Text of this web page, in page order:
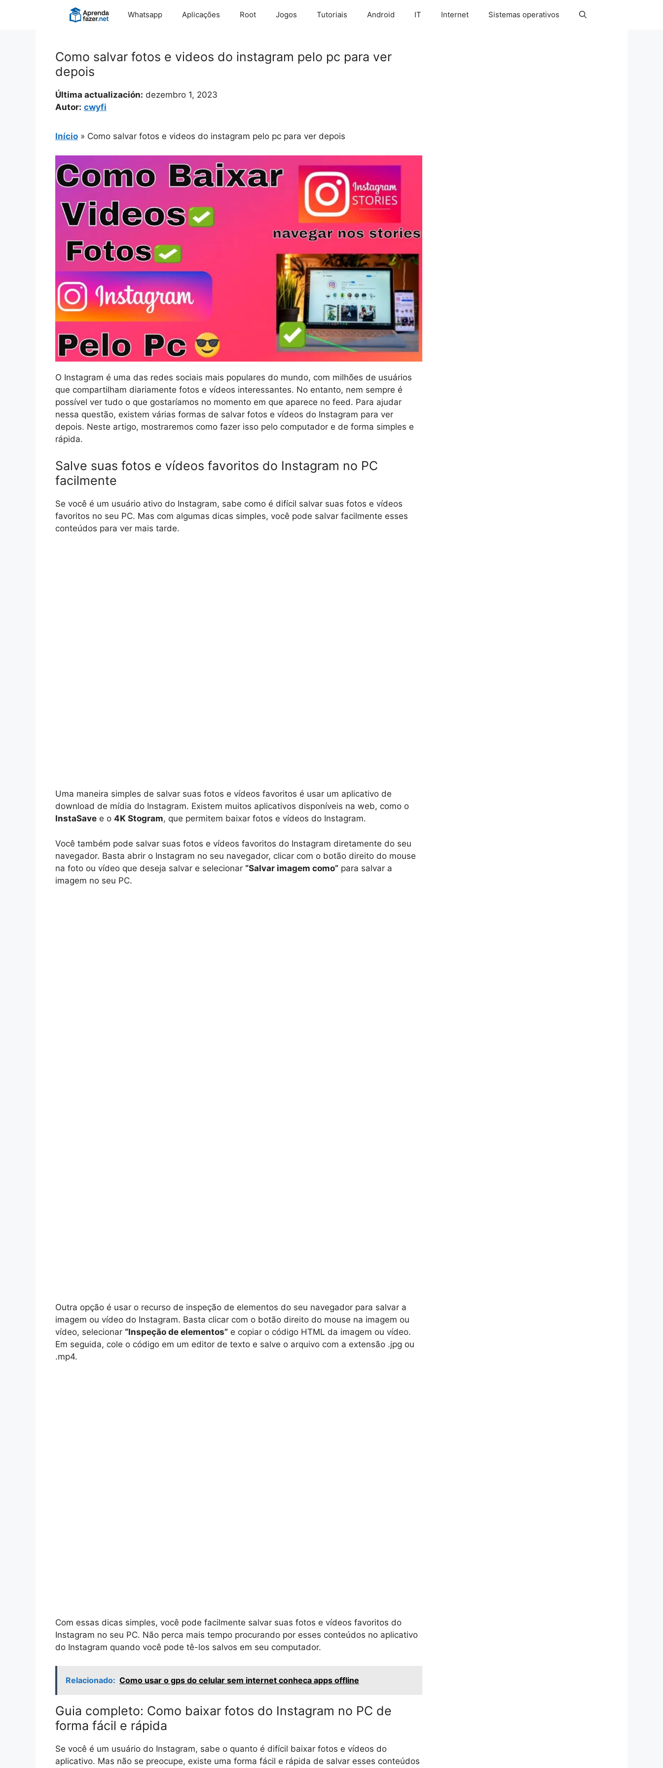
Whatsapp Aplicações Root Jogos Tutoriais Android IT Internet Sistemas operativos
Como salvar fotos e videos do instagram pelo pc para ver
depois
Última actualización: dezembro 1, 2023
Autor: cwyfi
Início » Como salvar fotos e videos do instagram pelo pc para ver depois
O Instagram é uma das redes sociais mais populares do mundo, com milhões de usuários
que compartilham diariamente fotos e vídeos interessantes. No entanto, nem sempre é
possível ver tudo o que gostaríamos no momento em que aparece no feed. Para ajudar
nessa questão, existem várias formas de salvar fotos e vídeos do Instagram para ver
depois. Neste artigo, mostraremos como fazer isso pelo computador e de forma simples e
rápida.
Salve suas fotos e vídeos favoritos do Instagram no PC
facilmente
Se você é um usuário ativo do Instagram, sabe como é difícil salvar suas fotos e vídeos
favoritos no seu PC. Mas com algumas dicas simples, você pode salvar facilmente esses
conteúdos para ver mais tarde.
Uma maneira simples de salvar suas fotos e vídeos favoritos é usar um aplicativo de
download de mídia do Instagram. Existem muitos aplicativos disponíveis na web, como o
InstaSave e o 4K Stogram, que permitem baixar fotos e vídeos do Instagram.
Você também pode salvar suas fotos e vídeos favoritos do Instagram diretamente do seu
navegador. Basta abrir o Instagram no seu navegador, clicar com o botão direito do mouse
na foto ou vídeo que deseja salvar e selecionar “Salvar imagem como” para salvar a
imagem no seu PC.
Outra opção é usar o recurso de inspeção de elementos do seu navegador para salvar a
imagem ou vídeo do Instagram. Basta clicar com o botão direito do mouse na imagem ou
vídeo, selecionar “Inspeção de elementos” e copiar o código HTML da imagem ou vídeo.
Em seguida, cole o código em um editor de texto e salve o arquivo com a extensão .jpg ou
.mp4.
Com essas dicas simples, você pode facilmente salvar suas fotos e vídeos favoritos do
Instagram no seu PC. Não perca mais tempo procurando por esses conteúdos no aplicativo
do Instagram quando você pode tê-los salvos em seu computador.
Relacionado: Como usar o gps do celular sem internet conheca apps offline
Guia completo: Como baixar fotos do Instagram no PC de
forma fácil e rápida
Se você é um usuário do Instagram, sabe o quanto é difícil baixar fotos e vídeos do
aplicativo. Mas não se preocupe, existe uma forma fácil e rápida de salvar esses conteúdos